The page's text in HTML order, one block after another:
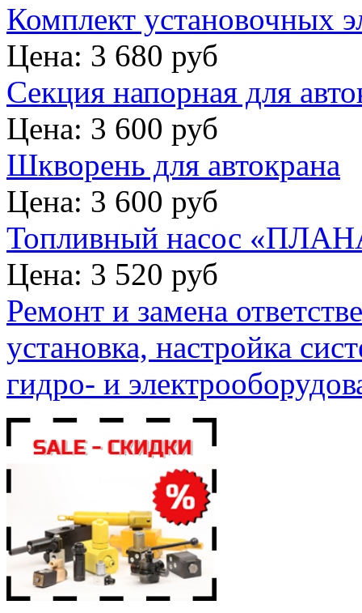
Комплект установочных
Цена: 3 680 руб
Секция напорная для
Цена: 3 600 руб
Шкворень для автокрана
Цена: 3 600 руб
Топливный насос
Цена: 3 520 руб
Ремонт и замена
установка, настройка
гидро- и